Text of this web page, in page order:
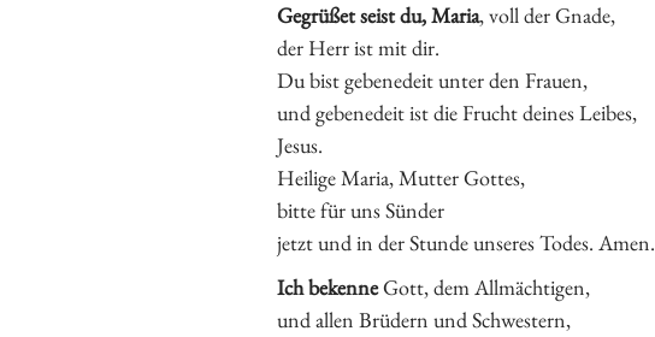
Gegrüßet seist du, Maria, voll der Gnade,
der Herr ist mit dir.
Du bist gebenedeit unter den Frauen,
und gebenedeit ist die Frucht deines Leibes,
Jesus.
Heilige Maria, Mutter Gottes,
bitte für uns Sünder
jetzt und in der Stunde unseres Todes. Amen.
Ich bekenneGott, dem Allmächtigen,
und allen Brüdern und Schwestern,